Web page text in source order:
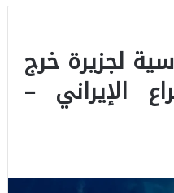
لجزيرة خرج
الإيراني –